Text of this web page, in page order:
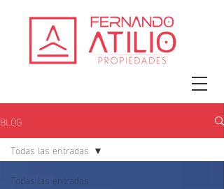
BLOG
Todas las entradas
Todas las entradas